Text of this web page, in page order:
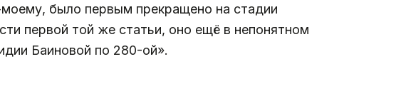
моему, было первым прекращено на стадии
первой той же статьи, оно ещё в непонятном
Баиновой по 280-ой».